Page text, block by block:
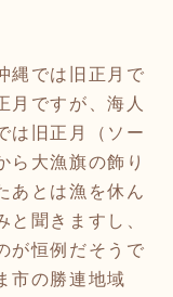
縄では旧正月で
月ですが、海人
は旧正月（ソー
ら大漁旗の飾り
あとは漁を休ん
と聞きますし、
が恒例だそうで
市の勝連地域